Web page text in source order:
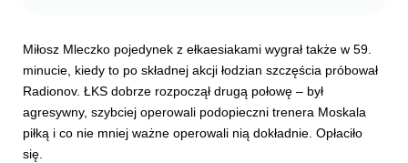
Miłosz Mleczko pojedynek z ełkaesiakami wygrał także w 59.
minucie, kiedy to po składnej akcji łodzian szczęścia próbował
Radionov. ŁKS dobrze rozpoczął drugą połowę – był
agresywny, szybciej operowali podopieczni trenera Moskala
piłką i co nie mniej ważne operowali nią dokładnie. Opłaciło
się.